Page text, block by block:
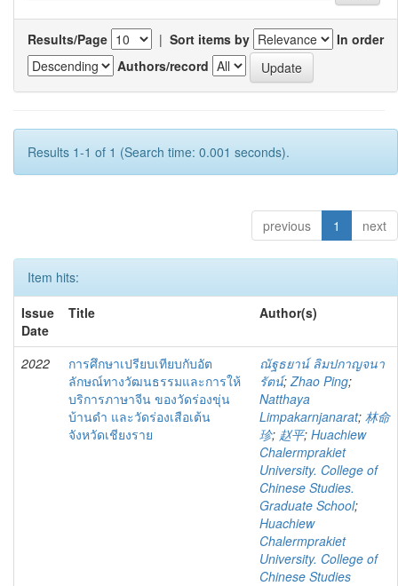
Results/Page | Sort items by
In order
Authors/record
Results 1-1 of 1 (Search time: 0.001 seconds).
previous 1 next
Item hits:
Issue
Date
Title Author(s)
2022
การศึกษาเปรียบเทียบกับอัต
ลักษณ์ทางวัฒนธรรมและการให้
บริการภาษาจีน ของวัดร่องขุ่น
บ้านดำ และวัดร่องเสือเต้น
จังหวัดเชียงราย
ณัฐธยาน์ ลิมปกาญจนา
รัตน์;Zhao Ping;
Natthaya
Limpakarnjanarat; 林命
珍; 赵平; Huachiew
Chalermprakiet
University. College of
Chinese Studies.
Graduate School;
Huachiew
Chalermprakiet
University. College of
Chinese Studies